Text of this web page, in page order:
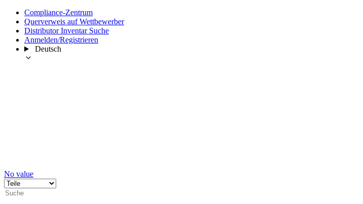
Compliance-Zentrum
Querverweis auf Wettbewerber
Distributor Inventar Suche
Anmelden/Registrieren
Deutsch
No value